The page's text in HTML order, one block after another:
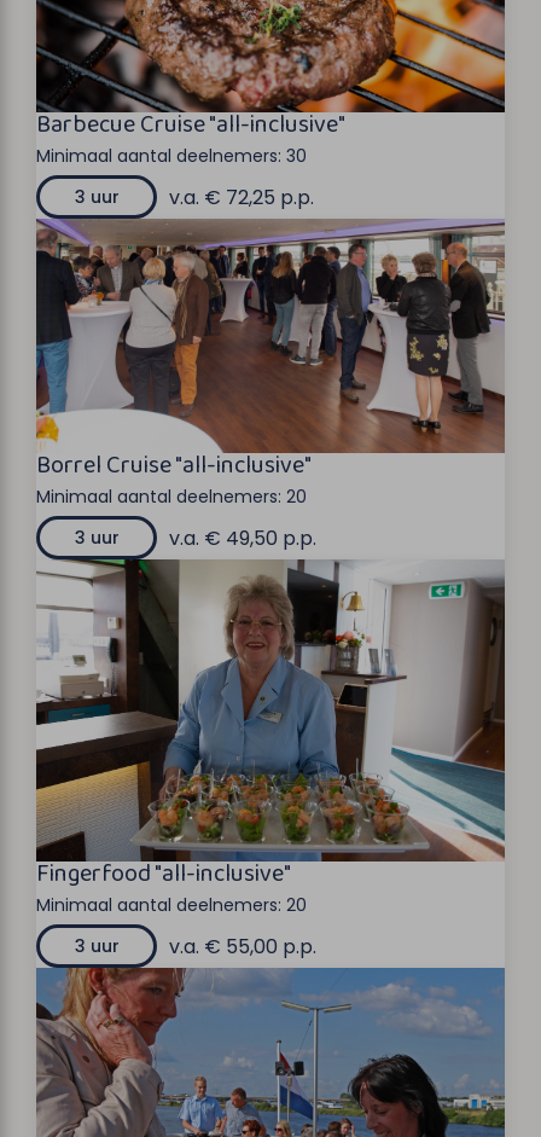
Barbecue Cruise "all-inclusive"
Minimaal aantal deelnemers: 30
3 uur
v.a. € 72,25 p.p.
Borrel Cruise "all-inclusive"
Minimaal aantal deelnemers: 20
3 uur
v.a. € 49,50 p.p.
Fingerfood "all-inclusive"
Minimaal aantal deelnemers: 20
3 uur
v.a. € 55,00 p.p.